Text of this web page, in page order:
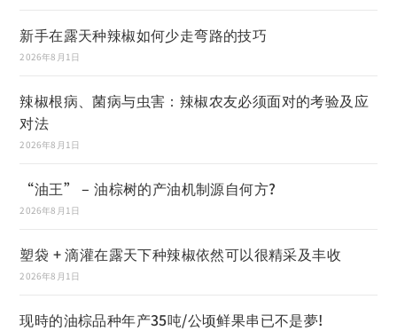
新手在露天种辣椒如何少走弯路的技巧
2026年8月1日
辣椒根病、菌病与虫害：辣椒农友必须面对的考验及应
对法
2026年8月1日
“油王” – 油棕树的产油机制源自何方?
2026年8月1日
塑袋 + 滴灌在露天下种辣椒依然可以很精采及丰收
2026年8月1日
现時的油棕品种年产35吨/公顷鲜果串已不是夢!